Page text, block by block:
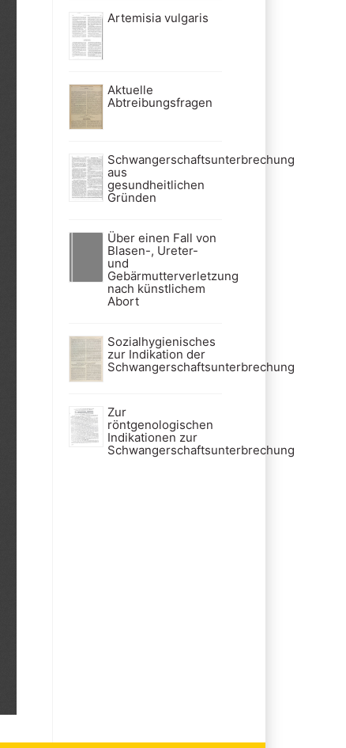
Artemisia vulgaris
Aktuelle
Abtreibungsfragen
Schwangerschaftsunterbrechung
aus
gesundheitlichen
Gründen
Über einen Fall von
Blasen-, Ureter-
und
Gebärmutterverletzung
nach künstlichem
Abort
Sozialhygienisches
zur Indikation der
Schwangerschaftsunterbrechung
Zur
röntgenologischen
Indikationen zur
Schwangerschaftsunterbrechung